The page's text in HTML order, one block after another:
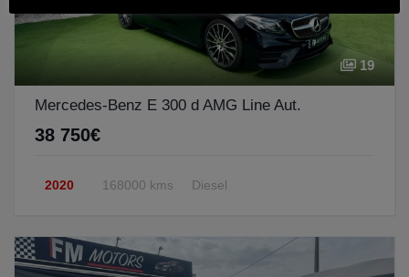
19
Mercedes-Benz E 300 d AMG Line Aut.
38 750€
2020 168000 kms Diesel